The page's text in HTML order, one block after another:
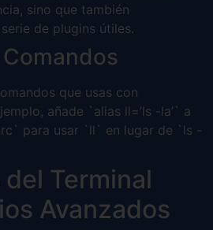
sino que también
de plugins útiles.
que usas con
añade `alias ll=’ls -la’` a
para usar `ll` en lugar de `ls -
Terminal
Avanzados